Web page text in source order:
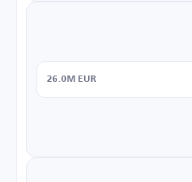
26.0M EUR